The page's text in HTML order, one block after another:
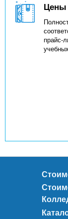
Цены
прайс-